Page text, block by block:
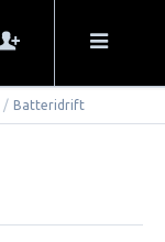
/ Batteridrift